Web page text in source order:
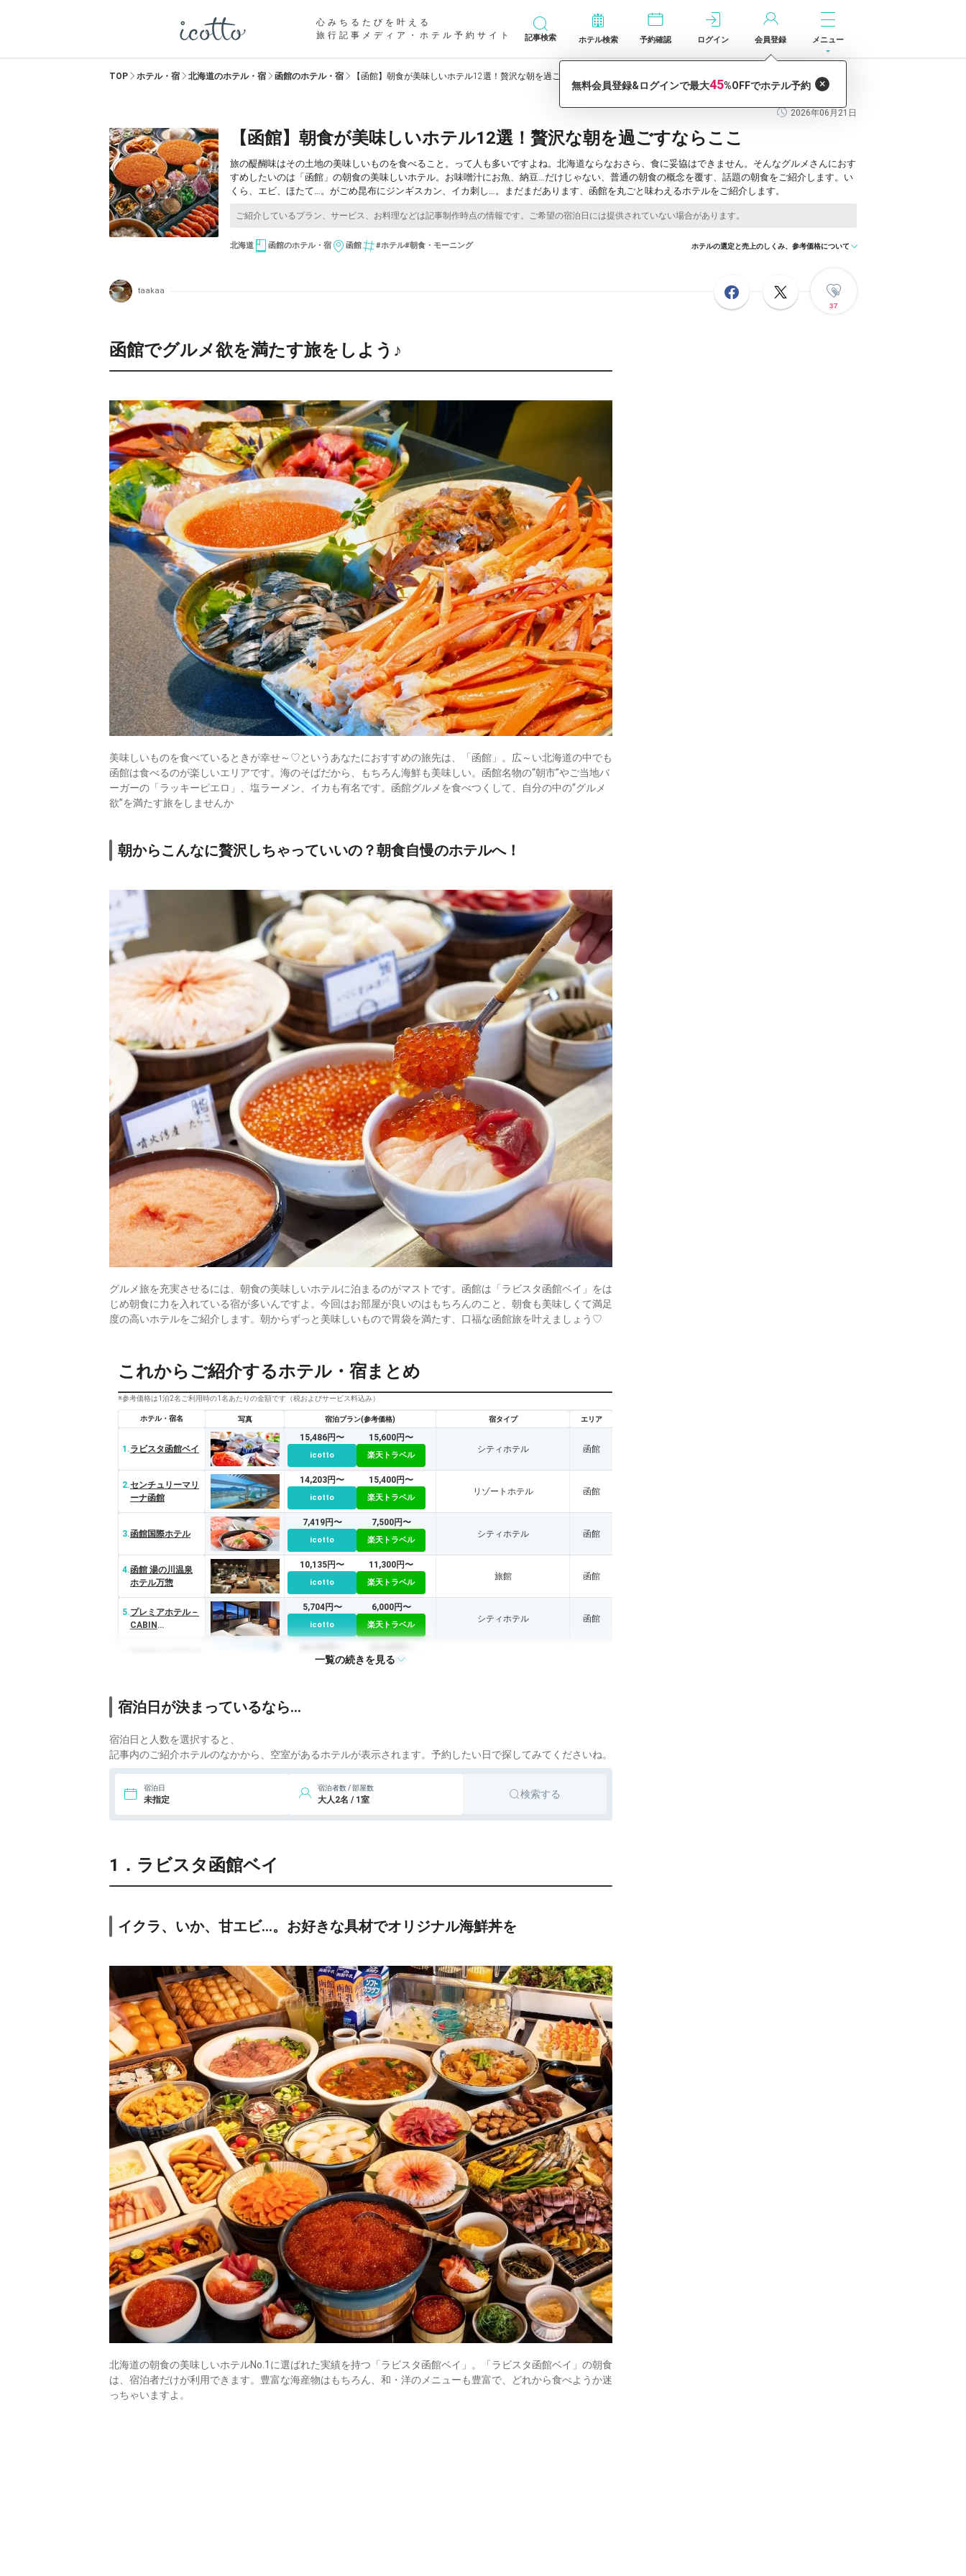
心みちるたびを叶える
旅行記事メディア・ホテル予約サイト
記事検索 ホテル検索 予約確認 ログイン 会員登録 メニュー
TOP ホテル・宿 北海道のホテル・宿 函館のホテル・宿 【函館】朝食が美味しいホテル12選！贅沢な朝を過ごすならここ
2026年06月21日
【函館】朝食が美味しいホテル12選！贅沢な朝を過ごすならここ
旅の醍醐味はその土地の美味しいものを食べること。って人も多いですよね。北海道ならなおさら、食に妥協はできません。そんなグルメさんにおす
すめしたいのは「函館」の朝食の美味しいホテル。お味噌汁にお魚、納豆…だけじゃない、普通の朝食の概念を覆す、話題の朝食をご紹介します。い
くら、エビ、ほたて…。がごめ昆布にジンギスカン、イカ刺し…。まだまだあります、函館を丸ごと味わえるホテルをご紹介します。
北海道 函館のホテル・宿 函館 #ホテル#朝食・モーニング ホテルの選定と売上のしくみ、参考価格について
taakaa
37
函館でグルメ欲を満たす旅をしよう♪
美味しいものを食べているときが幸せ～♡というあなたにおすすめの旅先は、「函館」。広～い北海道の中でも
函館は食べるのが楽しいエリアです。海のそばだから、もちろん海鮮も美味しい。函館名物の“朝市”やご当地バ
ーガーの「ラッキーピエロ」、塩ラーメン、イカも有名です。函館グルメを食べつくして、自分の中の“グルメ
欲”を満たす旅をしませんか
朝からこんなに贅沢しちゃっていいの？朝食自慢のホテルへ！
グルメ旅を充実させるには、朝食の美味しいホテルに泊まるのがマストです。函館は「ラビスタ函館ベイ」をは
じめ朝食に力を入れている宿が多いんですよ。今回はお部屋が良いのはもちろんのこと、朝食も美味しくて満足
度の高いホテルをご紹介します。朝からずっと美味しいもので胃袋を満たす、口福な函館旅を叶えましょう♡
これからご紹介するホテル・宿まとめ
※参考価格は1泊2名ご利用時の1名あたりの金額です（税およびサービス料込み）
ホテル・宿名 写真 宿泊プラン(参考価格) 宿タイプ エリア
1.ラビスタ函館ベイ
15,486円〜
icotto
15,600円〜
楽天トラベル
シティホテル 函館
2.センチュリーマリ
ーナ函館
14,203円〜
icotto
15,400円〜
楽天トラベル
リゾートホテル 函館
3.函館国際ホテル
7,419円〜
icotto
7,500円〜
楽天トラベル
シティホテル 函館
4.函館 湯の川温泉
ホテル万惣
10,135円〜
icotto
11,300円〜
楽天トラベル
旅館 函館
5.プレミアホテル－
CABIN
5,704円〜
icotto
6,000円〜
楽天トラベル
シティホテル 函館
icotto 楽天トラベル
7.ホテルリソル函館
8. 望楼NOGUCHI函
館
icotto 楽天トラベル
ホテル法華クラブ
函館
4,750円〜
icotto
4,300円〜
楽天トラベル
ビジネスホテル
10.ホテルグローバ
4,945円〜 8,500円〜
11.
HAKODATE 男爵
イズ函館五稜郭
icotto 楽天トラベル
一覧の続きを見る
宿泊日が決まっているなら…
宿泊日と人数を選択すると、
記事内のご紹介ホテルのなかから、空室があるホテルが表示されます。予約したい日で探してみてくださいね。
宿泊日
未指定
宿泊者数 / 部屋数
大人2名 / 1室 検索する
1．ラビスタ函館ベイ
イクラ、いか、甘エビ…。お好きな具材でオリジナル海鮮丼を
北海道の朝食の美味しいホテルNo.1に選ばれた実績を持つ「ラビスタ函館ベイ」。「ラビスタ函館ベイ」の朝食
は、宿泊者だけが利用できます。豊富な海産物はもちろん、和・洋のメニューも豊富で、どれから食べようか迷
っちゃいますよ。